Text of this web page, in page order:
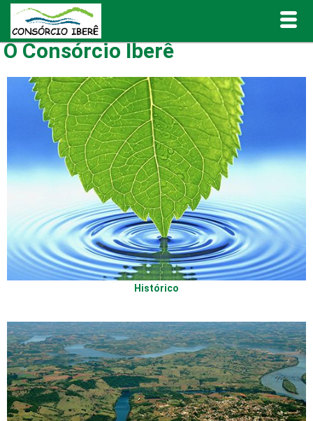
O Consórcio Iberê
Projetos
Portal de Transparência
Publicações
Informativos e Relatórios
Contato
O Consórcio Iberê
Histórico